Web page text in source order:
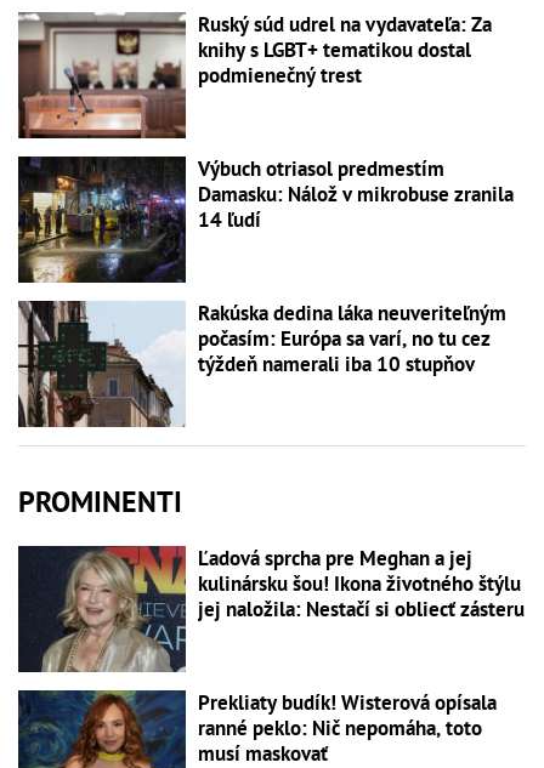
Ruský súd udrel na vydavateľa: Za
knihy s LGBT+ tematikou dostal
podmienečný trest
Výbuch otriasol predmestím
Damasku: Nálož v mikrobuse zranila
14 ľudí
Rakúska dedina láka neuveriteľným
počasím: Európa sa varí, no tu cez
týždeň namerali iba 10 stupňov
PROMINENTI
Ľadová sprcha pre Meghan a jej
kulinársku šou! Ikona životného štýlu
jej naložila: Nestačí si obliecť zásteru
Prekliaty budík! Wisterová opísala
ranné peklo: Nič nepomáha, toto
musí maskovať